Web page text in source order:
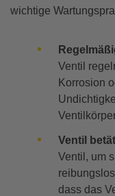
wichtige
Ventil
Korrosion
Ventil
Ventil, um
dass das